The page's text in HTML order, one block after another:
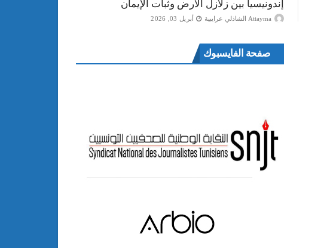
إندونيسيا بين زلازل الأرض وثبات الإيمان
Attayma الشاذلي عرايبية أبريل 03, 2026
صفحة الفايسبوك